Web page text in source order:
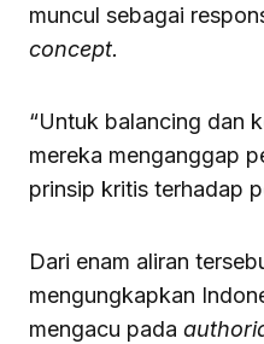
muncul sebagai
concept.
“Untuk balancing dan
mereka menganggap
prinsip kritis terhadap
Dari enam aliran
mengungkapkan
mengacu pada